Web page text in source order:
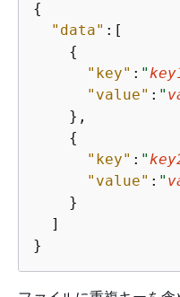
{
"data" :[
{
"key" : "
"value" : "
    },
{
"key" : "
"value" : "
    }
  ]
}